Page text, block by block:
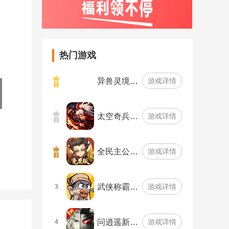
热门游戏
异兽灵境… 游戏详情
太空奇兵… 游戏详情
全民主公… 游戏详情
3 武侠称霸… 游戏详情
4 问逍遥新… 游戏详情